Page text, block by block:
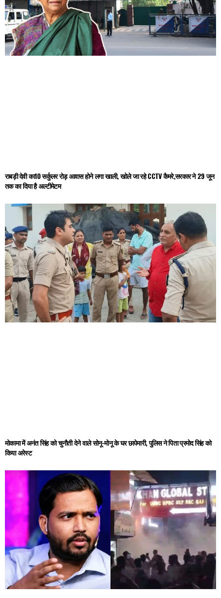
राबड़ी देवी का10 सर्कुलर रोड़ आवास होने लगा खाली, खोले जा रहे CCTV कैमरे,सरकार ने 29 जून
तक का दिया है अल्टीमेटम
मोकामा में अनंत सिंह को चुनौती देने वाले सोनू-मोनू के घर छापेमारी, पुलिस ने पिता प्रमोद सिंह को
किया अरेस्ट